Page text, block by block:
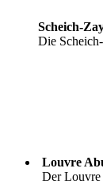
Scheich-
Die
Louvre
Der Louvre